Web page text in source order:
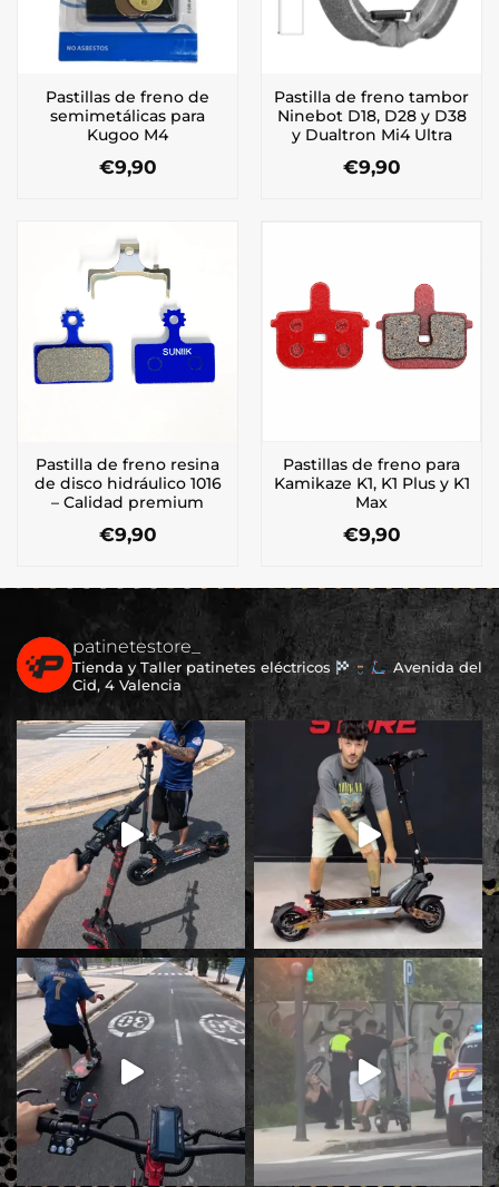
Pastillas de freno de
semimetálicas para
Kugoo M4
€9,90
Pastilla de freno tambor
Ninebot D18, D28 y D38
y Dualtron Mi4 Ultra
€9,90
Pastilla de freno resina
de disco hidráulico 1016
– Calidad premium
€9,90
Pastillas de freno para
Kamikaze K1, K1 Plus y K1
Max
€9,90
patinetestore_
Tienda y Taller patinetes eléctricos
Avenida del
Cid, 4 Valencia